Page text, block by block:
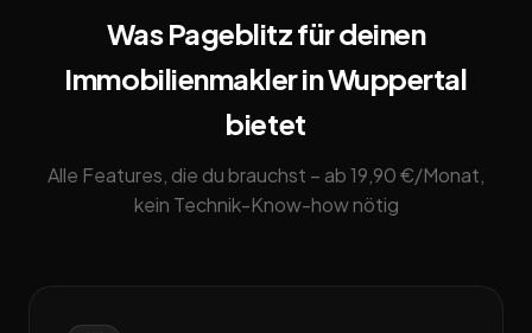
Was Pageblitz für deinen
Immobilienmakler in Wuppertal
bietet
Alle Features, die du brauchst – ab 19,90 €/Monat,
kein Technik-Know-how nötig